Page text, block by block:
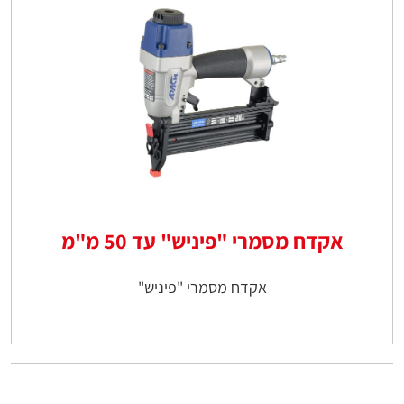
אקדח מסמרי "פיניש" עד 50 מ"מ
אקדח מסמרי "פיניש"